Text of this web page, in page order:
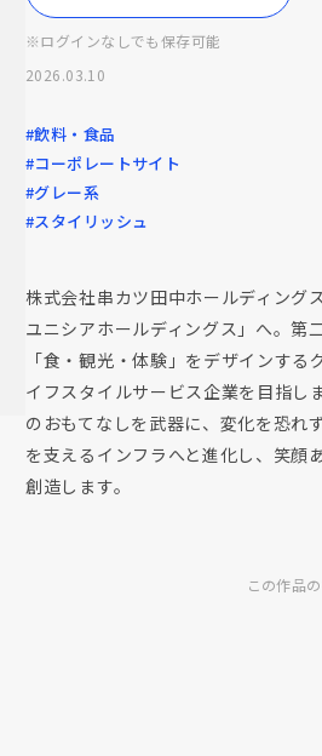
※ログインなしでも保存可能
2026.03.10
#飲料・食品
#コーポレートサイト
#グレー系
#スタイリッシュ
株式会社串カツ田中ホールディング
ユニシアホールディングス」へ。第
「食・観光・体験」をデザインする
イフスタイルサービス企業を目指し
のおもてなしを武器に、変化を恐れ
を支えるインフラへと進化し、笑顔
創造します。
この作品